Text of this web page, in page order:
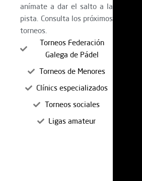
anímate a dar el salto a la
pista. Consulta los próximos
torneos.
Torneos Federación
Galega de Pádel
Torneos de Menores
Clínics especializados
Torneos sociales
Ligas amateur